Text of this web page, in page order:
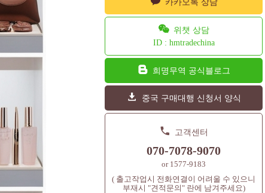
카카오톡 상담
위챗 상담
ID : hmtradechina
희명무역 공식블로그
중국 구매대행 신청서 양식
고객센터
070-7078-9070
or 1577-9183
( 출고작업시 전화연결이 어려울 수 있으니
부재시 "견적문의" 란에 남겨주세요)